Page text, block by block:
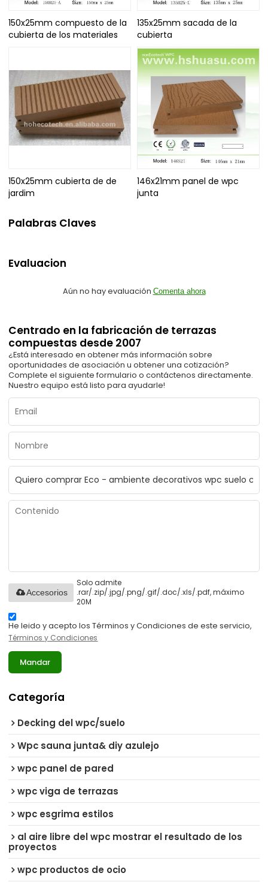
150x25mm compuesto de la
cubierta de los materiales
135x25mm sacada de la
cubierta
150x25mm cubierta de de
jardim
146x21mm panel de wpc
junta
Palabras Claves
Evaluacion
Aún no hay evaluación Comenta ahora
Centrado en la fabricación de terrazas
compuestas desde 2007
¿Está interesado en obtener más información sobre
oportunidades de asociación u obtener una cotización?
Complete el siguiente formulario o contáctenos directamente.
Nuestro equipo está listo para ayudarle!
Solo admite
.rar/.zip/.jpg/.png/.gif/.doc/.xls/.pdf, máximo
20M
Accesorios
He leido y acepto los Términos y Condiciones de este servicio,
Términos y Condiciones
Mandar
Categoría
Decking del wpc/suelo
Wpc sauna junta& diy azulejo
wpc panel de pared
wpc viga de terrazas
wpc esgrima estilos
al aire libre del wpc mostrar el resultado de los
proyectos
wpc productos de ocio